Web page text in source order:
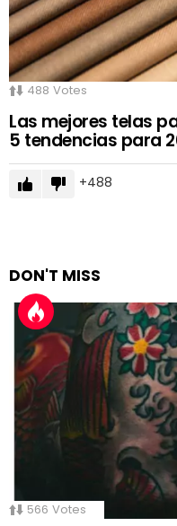
488 Votes
Las mejores telas
5 tendencias para
488
DON'T MISS
566 Votes